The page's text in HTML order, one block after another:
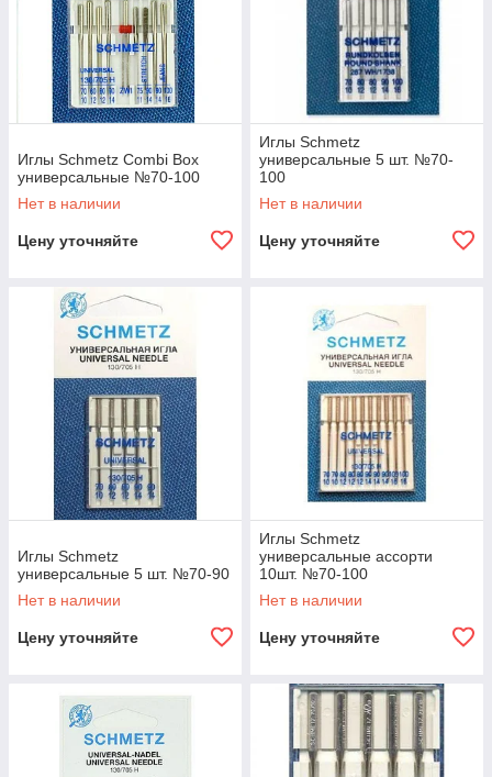
Иглы Schmetz Сombi Box
универсальные №70-100
Нет в наличии
Цену уточняйте
Иглы Schmetz
универсальные 5 шт. №70-
100
Нет в наличии
Цену уточняйте
Иглы Schmetz
универсальные 5 шт. №70-90
Нет в наличии
Цену уточняйте
Иглы Schmetz
универсальные ассорти
10шт. №70-100
Нет в наличии
Цену уточняйте